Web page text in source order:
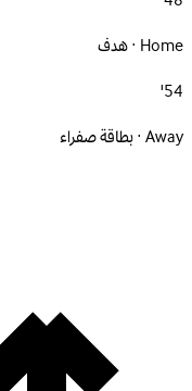
Home · هدف
54'
Away · بطاقة صفراء